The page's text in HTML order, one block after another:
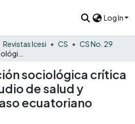
Log In
Revistas Icesi CS
CS No. 29
sociológica crítica
de salud y
ecuatoriano